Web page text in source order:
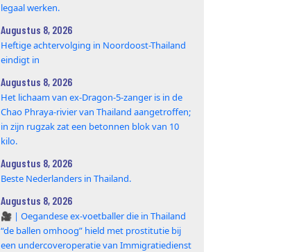
legaal werken.
Augustus 8, 2026
Heftige achtervolging in Noordoost-Thailand
eindigt in
Augustus 8, 2026
Het lichaam van ex-Dragon‑5‑zanger is in de
Chao Phraya‑rivier van Thailand aangetroffen;
in zijn rugzak zat een betonnen blok van 10
kilo.
Augustus 8, 2026
Beste Nederlanders in Thailand.
Augustus 8, 2026
🎥 | Oegandese ex-voetballer die in Thailand
“de ballen omhoog” hield met prostitutie bij
een undercoveroperatie van Immigratiedienst